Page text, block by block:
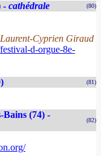
- cathédrale (80)
Cyprien Giraud
d-orgue-8e-
(81)
Bains (74) -
(82)